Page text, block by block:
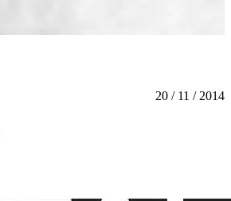
20 / 11 / 2014